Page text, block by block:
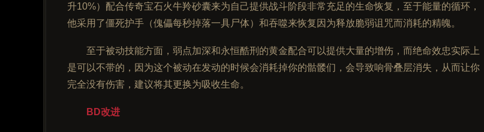
升10%）配合传奇宝石火牛羚砂囊来为自己提供战斗阶段非常充足的生命恢复，至于能量的循环，
他采用了僵死护手（傀儡每秒掉落一具尸体）和吞噬来恢复因为释放脆弱诅咒而消耗的精魄。
至于被动技能方面，弱点加深和永恒酷刑的黄金配合可以提供大量的增伤，而绝命效忠实际上
是可以不带的，因为这个被动在发动的时候会消耗掉你的骷髅们，会导致响骨叠层消失，从而让你
完全没有伤害，建议将其更换为吸收生命。
BD改进